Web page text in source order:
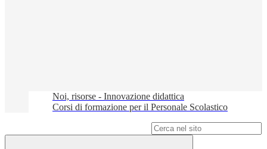
Noi, risorse - Innovazione didattica
Corsi di formazione per il Personale Scolastico